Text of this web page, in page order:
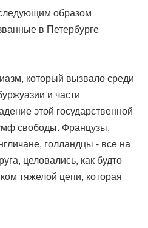
образом
в Петербурге
который вызвало среди
и части
этой государственной
свободы. Французы,
голландцы - все на
целовались, как будто
тяжелой цепи, которая